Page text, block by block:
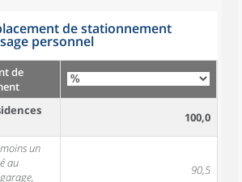
de stationnement
personnel
de
100,0
un
au
90,5